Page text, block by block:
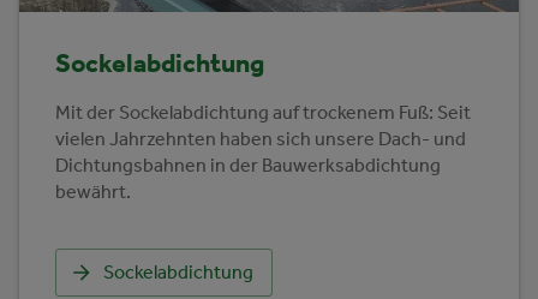
Sockelabdichtung
Mit der Sockelabdichtung auf trockenem Fuß: Seit
vielen Jahrzehnten haben sich unsere Dach- und
Dichtungsbahnen in der Bauwerksabdichtung
bewährt.
Sockelabdichtung